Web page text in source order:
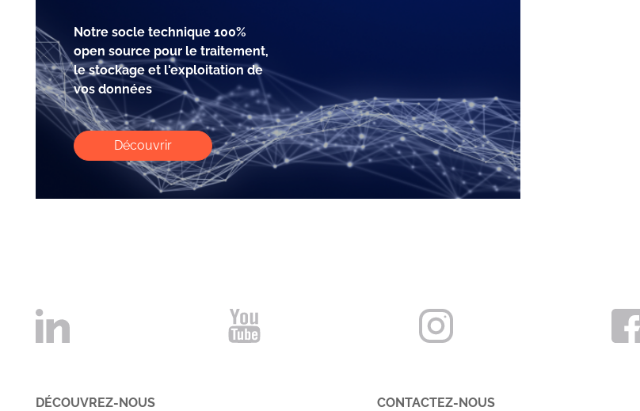
Notre socle technique 100%
open source pour le traitement,
le stockage et l'exploitation de
vos données
Découvrir
DÉCOUVREZ-NOUS CONTACTEZ-NOUS